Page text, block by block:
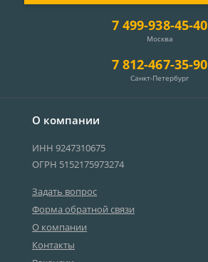
О компании
ИНН 9247310675
ОГРН 5152175973274
Задать вопрос
Форма обратной связи
О компании
Контакты
7 499-938-45-40
Москва
7 812-467-35-90
Санкт-Петербург